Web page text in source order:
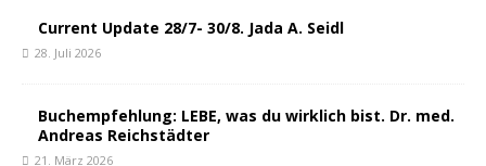
Current Update 28/7- 30/8. Jada A. Seidl
28. Juli 2026
Buchempfehlung: LEBE, was du wirklich bist. Dr. med.
Andreas Reichstädter
21. März 2026